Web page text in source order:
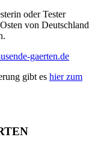
oder Tester
von Deutschland
gaerten.de
gibt es hier zum